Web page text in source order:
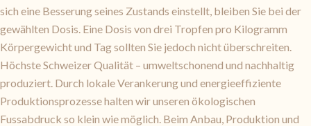
sich eine Besserung seines Zustands einstellt, bleiben Sie bei der
gewählten Dosis. Eine Dosis von drei Tropfen pro Kilogramm
Körpergewicht und Tag sollten Sie jedoch nicht überschreiten.
Höchste Schweizer Qualität – umweltschonend und nachhaltig
produziert. Durch lokale Verankerung und energieeffiziente
Produktionsprozesse halten wir unseren ökologischen
Fussabdruck so klein wie möglich. Beim Anbau, Produktion und